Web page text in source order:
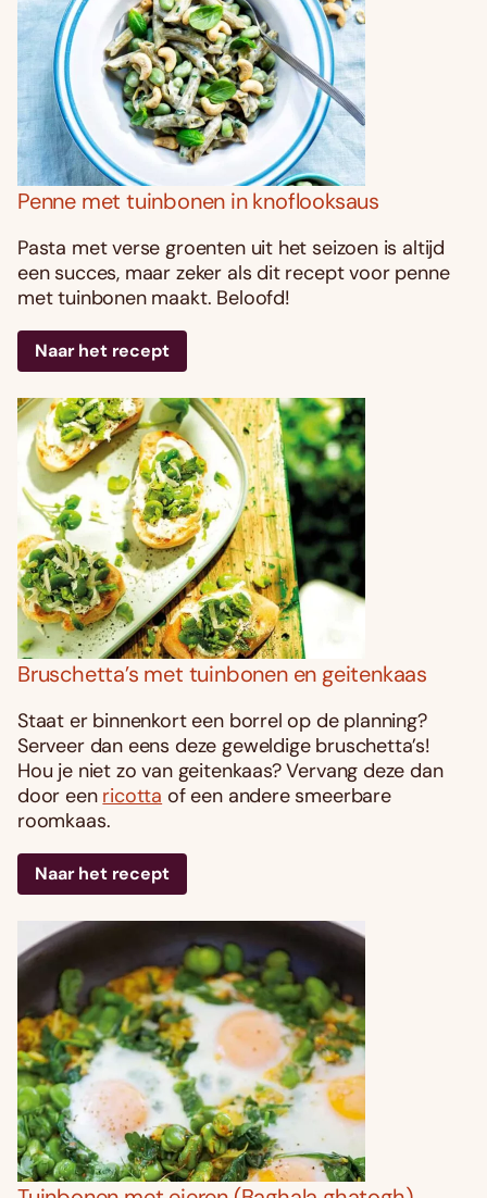
Penne met tuinbonen in knoflooksaus
Pasta met verse groenten uit het seizoen is altijd
een succes, maar zeker als dit recept voor penne
met tuinbonen maakt. Beloofd!
Naar het recept
Bruschetta’s met tuinbonen en geitenkaas
Staat er binnenkort een borrel op de planning?
Serveer dan eens deze geweldige bruschetta’s!
Hou je niet zo van geitenkaas? Vervang deze dan
door een ricotta of een andere smeerbare
roomkaas.
Naar het recept